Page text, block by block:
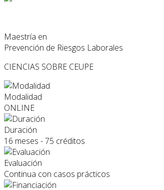
Maestría en
Prevención de Riesgos Laborales
CIENCIAS SOBRE CEUPE
Modalidad
ONLINE
Duración
16 meses - 75 créditos
Evaluación
Continua con casos prácticos